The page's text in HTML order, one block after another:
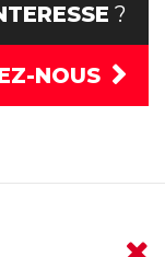
?
NOUS